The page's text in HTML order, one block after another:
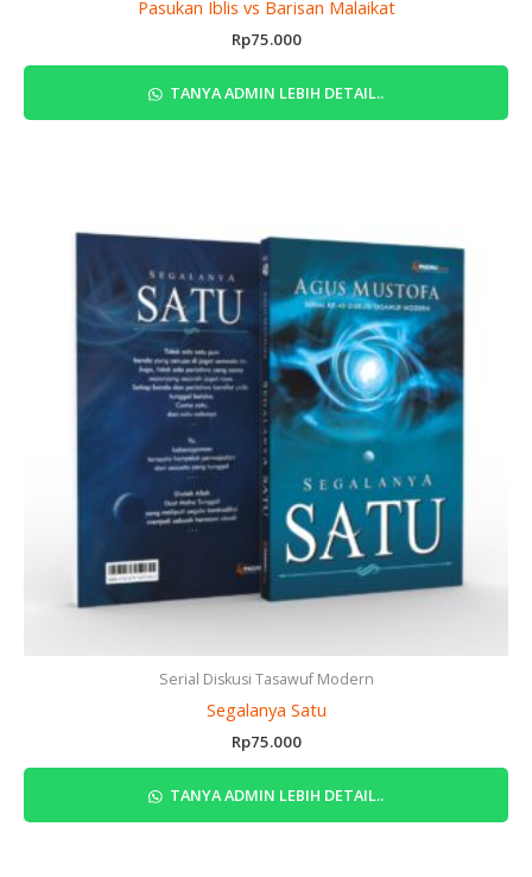
Pasukan Iblis vs Barisan Malaikat
Rp75.000
TANYA ADMIN LEBIH DETAIL..
Serial Diskusi Tasawuf Modern
Segalanya Satu
Rp75.000
TANYA ADMIN LEBIH DETAIL..